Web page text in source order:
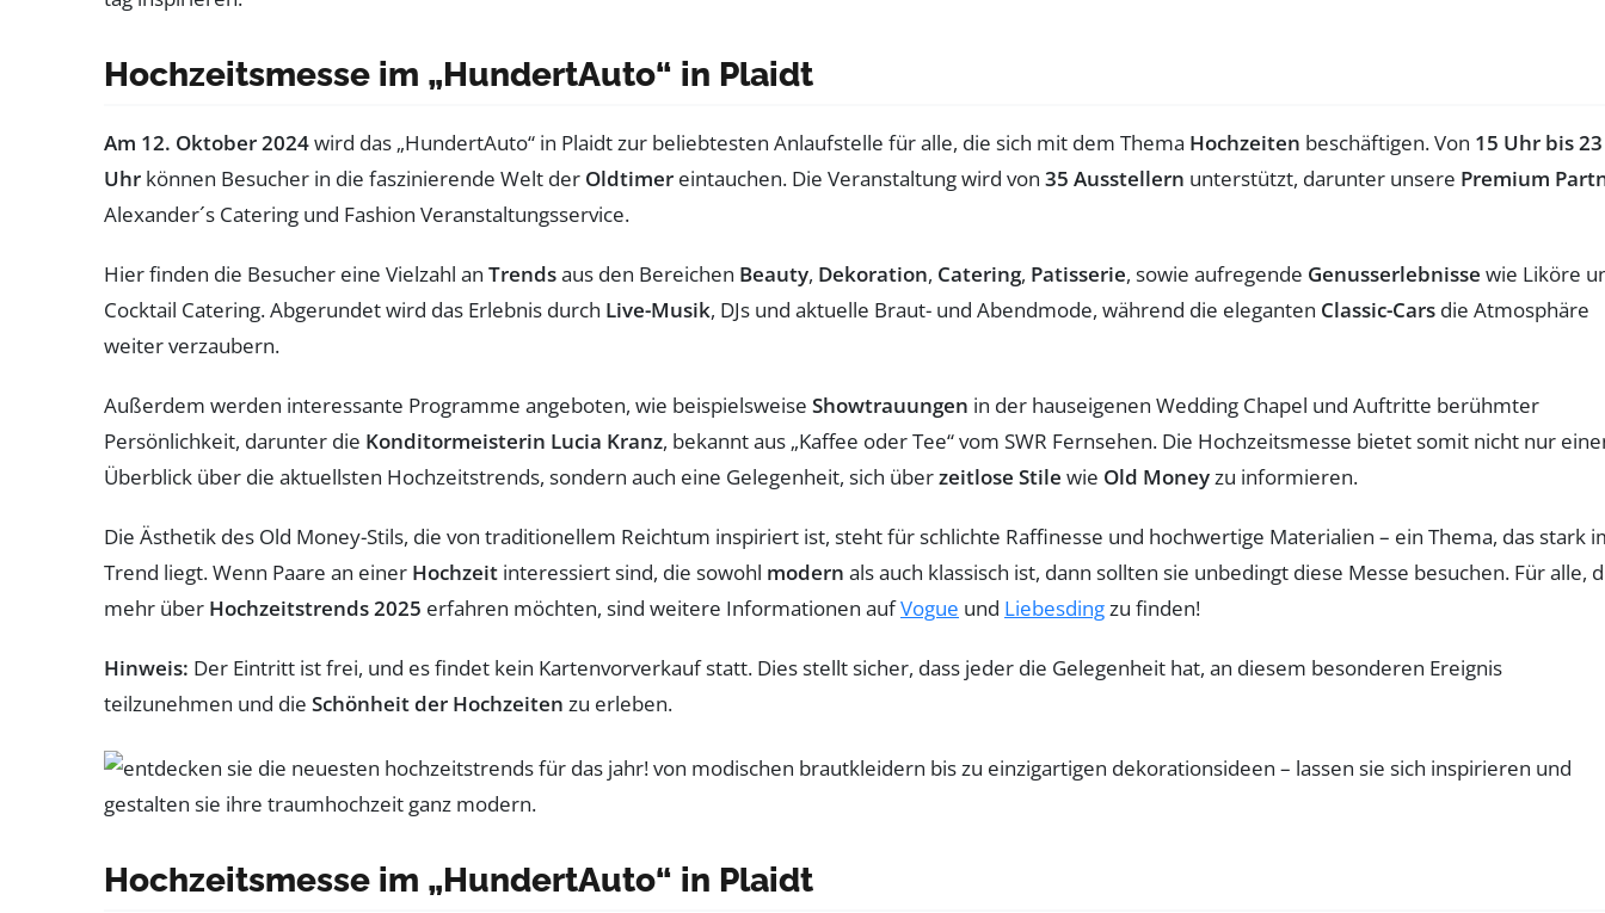
Hochzeitsmesse im „HundertAuto“ in Plaidt
Am 12. Oktober 2024wird das „HundertAuto“ in Plaidt zur beliebtesten Anlaufstelle für alle, die sich mit dem Thema Hochzeiten beschäftigen. Von 15 Uhr bis 23
Uhr können Besucher in die faszinierende Welt der Oldtimer eintauchen. Die Veranstaltung wird von 35 Ausstellern unterstützt, darunter unsere Premium
Alexander´s Catering und Fashion Veranstaltungsservice.
Hier finden die Besucher eine Vielzahl an Trendsaus den Bereichen Beauty, Dekoration, Catering, Patisserie, sowie aufregende Genusserlebnisse wie Liköre
Cocktail Catering. Abgerundet wird das Erlebnis durch Live-Musik, DJs und aktuelle Braut- und Abendmode, während die eleganten Classic-Cars die Atmosphäre
weiter verzaubern.
Außerdem werden interessante Programme angeboten, wie beispielsweise Showtrauungen in der hauseigenen Wedding Chapel und Auftritte berühmter
Persönlichkeit, darunter die Konditormeisterin Lucia Kranz, bekannt aus „Kaffee oder Tee“ vom SWR Fernsehen. Die Hochzeitsmesse bietet somit nicht nur
Überblick über die aktuellsten Hochzeitstrends, sondern auch eine Gelegenheit, sich überzeitlose Stile wie Old Money zu informieren.
Die Ästhetik des Old Money-Stils, die von traditionellem Reichtum inspiriert ist, steht für schlichte Raffinesse und hochwertige Materialien – ein Thema, das stark
Trend liegt. Wenn Paare an einer Hochzeit interessiert sind, die sowohl modern als auch klassisch ist, dann sollten sie unbedingt diese Messe besuchen. Für alle,
mehr über Hochzeitstrends 2025 erfahren möchten, sind weitere Informationen aufVogue und Liebesding zu finden!
Hinweis: Der Eintritt ist frei, und es findet kein Kartenvorverkauf statt. Dies stellt sicher, dass jeder die Gelegenheit hat, an diesem besonderen Ereignis
teilzunehmen und die Schönheit der Hochzeiten zu erleben.
Hochzeitsmesse im „HundertAuto“ in Plaidt